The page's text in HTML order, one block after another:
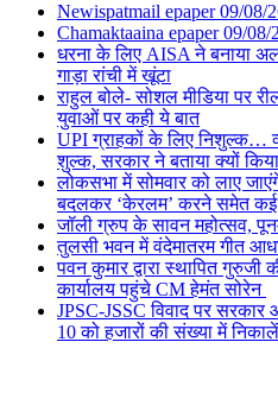
Newispatmail epaper 09/08/
Chamaktaaina epaper 09/08/
धरना के लिए AISA ने बनाया
गाड़ा रांची में खूंटा
राहुल बोले- सोशल मीडिया पर
युवाओं पर कही ये बात
UPI ग्राहकों के लिए निशुल्क…
शुल्क, सरकार ने बताया क्यों
लोकसभा में सोमवार को लाए
बदलकर ‘केरलम’ करने समेत कई
जॉली ग्रुप के सावन महोत्सव,
तुलसी भवन में वंदेमातरम गीत
पवन कुमार द्वारा स्थापित गुरुजी
कार्यालय पहुंचे CM हेमंत सोरेन
JPSC-JSSC विवाद पर सरकार
10 को हजारों की संख्या में